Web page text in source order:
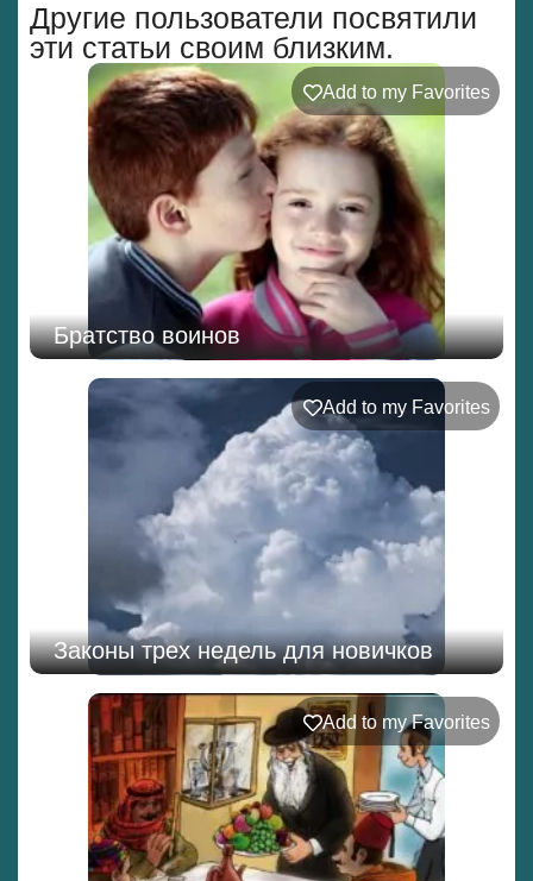
Другие пользователи посвятили
эти статьи своим близким.
Add to my Favorites
Братство воинов
Add to my Favorites
Законы трех недель для новичков
Add to my Favorites